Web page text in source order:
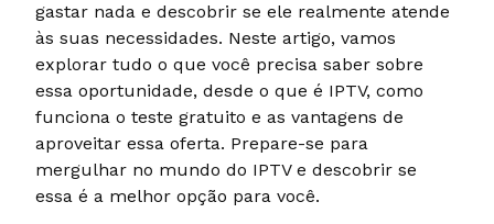
gastar nada e descobrir se ele realmente atende
às suas necessidades. Neste artigo, vamos
explorar tudo o que você precisa saber sobre
essa oportunidade, desde o que é IPTV, como
funciona o teste gratuito e as vantagens de
aproveitar essa oferta. Prepare-se para
mergulhar no mundo do IPTV e descobrir se
essa é a melhor opção para você.